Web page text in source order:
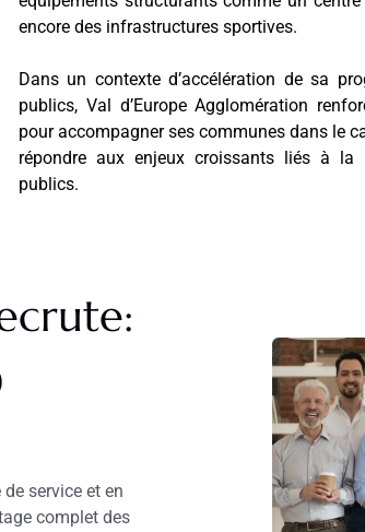
encore des infrastructures sportives.
Dans un contexte d’accélération de sa
publics, Val d’Europe Agglomération
pour accompagner ses communes dans le
répondre aux enjeux croissants liés à la
publics.
service et en
complet des